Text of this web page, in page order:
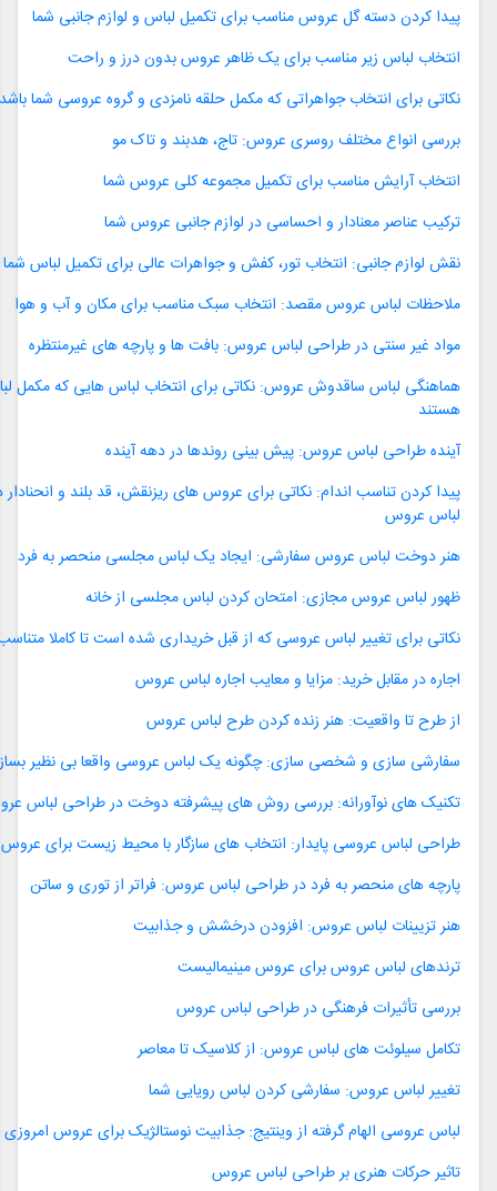
پیدا کردن دسته گل عروس مناسب برای تکمیل لباس و لوازم جانبی شما
انتخاب لباس زیر مناسب برای یک ظاهر عروس بدون درز و راحت
نکاتی برای انتخاب جواهراتی که مکمل حلقه نامزدی و گروه عروسی شما باشد
بررسی انواع مختلف روسری عروس: تاج، هدبند و تاک مو
انتخاب آرایش مناسب برای تکمیل مجموعه کلی عروس شما
ترکیب عناصر معنادار و احساسی در لوازم جانبی عروس شما
نقش لوازم جانبی: انتخاب تور، کفش و جواهرات عالی برای تکمیل لباس شما
ملاحظات لباس عروس مقصد: انتخاب سبک مناسب برای مکان و آب و هوا
مواد غیر سنتی در طراحی لباس عروس: بافت ها و پارچه های غیرمنتظره
هماهنگی لباس ساقدوش عروس: نکاتی برای انتخاب لباس هایی که مکمل
هستند
آینده طراحی لباس عروس: پیش بینی روندها در دهه آینده
پیدا کردن تناسب اندام: نکاتی برای عروس های ریزنقش، قد بلند و انحنادار
لباس عروس
هنر دوخت لباس عروس سفارشی: ایجاد یک لباس مجلسی منحصر به فرد
ظهور لباس عروس مجازی: امتحان کردن لباس مجلسی از خانه
نکاتی برای تغییر لباس عروسی که از قبل خریداری شده است تا کاملا
اجاره در مقابل خرید: مزایا و معایب اجاره لباس عروس
از طرح تا واقعیت: هنر زنده کردن طرح لباس عروس
سفارشی سازی و شخصی سازی: چگونه یک لباس عروسی واقعا بی نظیر
تکنیک های نوآورانه: بررسی روش های پیشرفته دوخت در طراحی لباس
طراحی لباس عروسی پایدار: انتخاب های سازگار با محیط زیست برای
پارچه های منحصر به فرد در طراحی لباس عروس: فراتر از توری و ساتن
هنر تزیینات لباس عروس: افزودن درخشش و جذابیت
ترندهای لباس عروس برای عروس مینیمالیست
بررسی تأثیرات فرهنگی در طراحی لباس عروس
تکامل سیلوئت های لباس عروس: از کلاسیک تا معاصر
تغییر لباس عروس: سفارشی کردن لباس رویایی شما
لباس عروسی الهام گرفته از وینتیج: جذابیت نوستالژیک برای عروس امروزی
تاثیر حرکات هنری بر طراحی لباس عروس